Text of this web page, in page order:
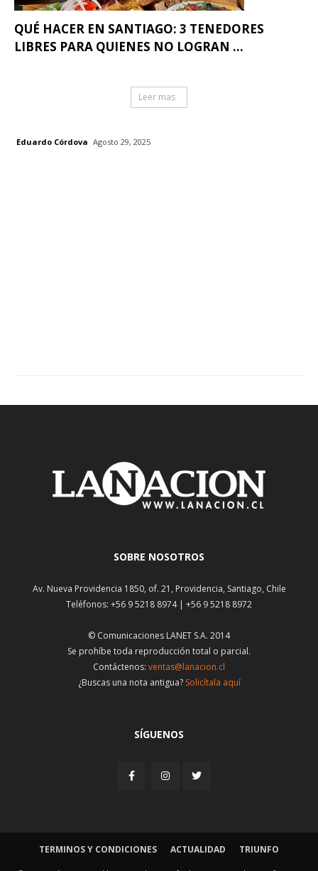
QUÉ HACER EN SANTIAGO: 3 TENEDORES
LIBRES PARA QUIENES NO LOGRAN ...
Leer mas
Eduardo Córdova Agosto 29, 2025
SOBRE NOSOTROS
Av. Nueva Providencia 1850, of. 21, Providencia, Santiago, Chile
Teléfonos: +56 9 5218 8974 | +56 9 5218 8972
© Comunicaciones LANET S.A. 2014
Se prohíbe toda reproducción total o parcial.
Contáctenos: ventas@lanacion.cl
¿Buscas una nota antigua? Solicítala aquí
SÍGUENOS
TERMINOS Y CONDICIONES ACTUALIDAD TRIUNFO